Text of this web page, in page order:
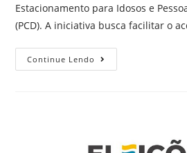
Estacionamento para Idosos e
(PCD). A iniciativa busca facilitar o
Continue Lendo